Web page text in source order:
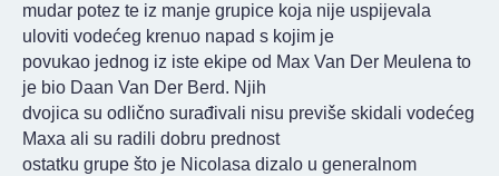
mudar potez te iz manje grupice koja nije uspijevala
uloviti vodećeg krenuo napad s kojim je
povukao jednog iz iste ekipe od Max Van Der Meulena to
je bio Daan Van Der Berd. Njih
dvojica su odlično surađivali nisu previše skidali vodećeg
Maxa ali su radili dobru prednost
ostatku grupe što je Nicolasa dizalo u generalnom